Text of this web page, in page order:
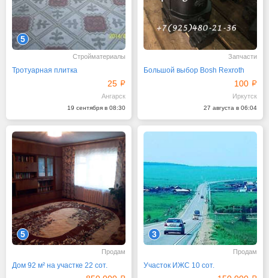
5
Стройматериалы
Тротуарная плитка
25
Ангарск
19 сентября в 08:30
Запчасти
Большой выбор Bosh Rexroth
100
Иркутск
27 августа в 06:04
5
Продам
Дом 92 м² на участке 22 сот.
3
Продам
Участок ИЖС 10 сот.